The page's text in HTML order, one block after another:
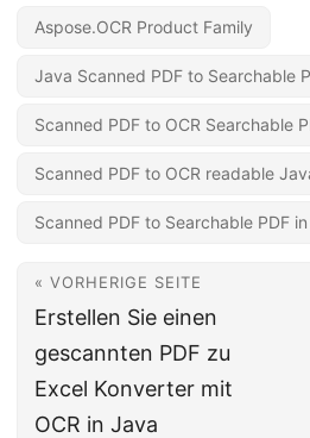
Aspose.OCR Product Family
Java Scanned PDF to Searchable
Scanned PDF to OCR Searchable
Scanned PDF to OCR readable
Scanned PDF to Searchable PDF
« VORHERIGE SEITE
Erstellen Sie einen
gescannten PDF zu
Excel Konverter mit
OCR in Java